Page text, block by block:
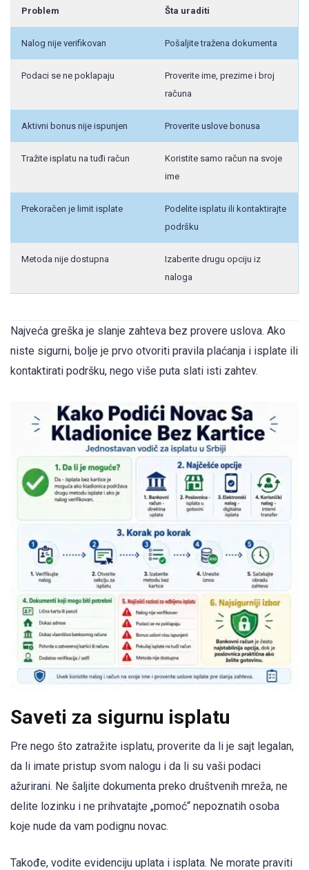
Problem Šta uraditi
Nalog nije verifikovan Pošaljite tražena dokumenta
Podaci se ne poklapaju
Proverite ime, prezime i broj
računa
Aktivni bonus nije ispunjen Proverite uslove bonusa
Tražite isplatu na tuđi račun
Koristite samo račun na svoje
ime
Prekoračen je limit isplate
Podelite isplatu ili kontaktirajte
podršku
Metoda nije dostupna
Izaberite drugu opciju iz
naloga
Najveća greška je slanje zahteva bez provere uslova. Ako
niste sigurni, bolje je prvo otvoriti pravila plaćanja i isplate ili
kontaktirati podršku, nego više puta slati isti zahtev.
Saveti za sigurnu isplatu
Pre nego što zatražite isplatu, proverite da li je sajt legalan,
da li imate pristup svom nalogu i da li su vaši podaci
ažurirani. Ne šaljite dokumenta preko društvenih mreža, ne
delite lozinku i ne prihvatajte „pomoć“ nepoznatih osoba
koje nude da vam podignu novac.
Takođe, vodite evidenciju uplata i isplata. Ne morate praviti